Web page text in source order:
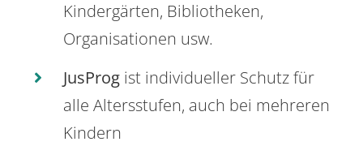
Kindergärten, Bibliotheken,
Organisationen usw.
JusProg ist individueller Schutz für
alle Altersstufen, auch bei mehreren
Kindern